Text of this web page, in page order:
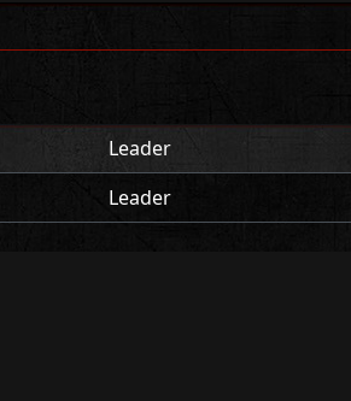
Leader
Leader